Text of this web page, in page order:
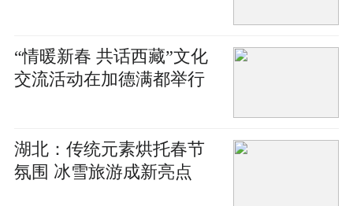
“情暖新春 共话西藏”文化
交流活动在加德满都举行
湖北：传统元素烘托春节
氛围 冰雪旅游成新亮点